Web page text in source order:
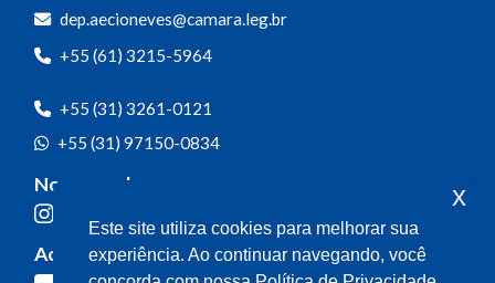
dep.aecioneves@camara.leg.br
+55 (61) 3215-5964
+55 (31) 3261-0121
+55 (31) 97150-0834
Nossas redes
Acompanhe o meu mandato
Este site utiliza cookies para melhorar sua
experiência. Ao continuar navegando, você
x